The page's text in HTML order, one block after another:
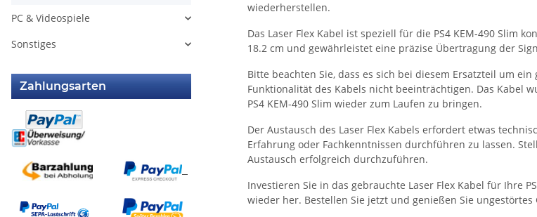
wiederherstellen.
Das Laser Flex Kabel ist speziell für die PS4 KEM-490 Slim
18.2 cm und gewährleistet eine präzise Übertragung der
Bitte beachten Sie, dass es sich bei diesem Ersatzteil um
Funktionalität des Kabels nicht beeinträchtigen. Das
PS4 KEM-490 Slim wieder zum Laufen zu bringen.
Der Austausch des Laser Flex Kabels erfordert etwas
Erfahrung oder Fachkenntnissen durchführen zu lassen.
Austausch erfolgreich durchzuführen.
Investieren Sie in das gebrauchte Laser Flex Kabel für Ihre
wieder her. Bestellen Sie jetzt und genießen Sie ungestörtes
PC & Videospiele
Sonstiges
Zahlungsarten